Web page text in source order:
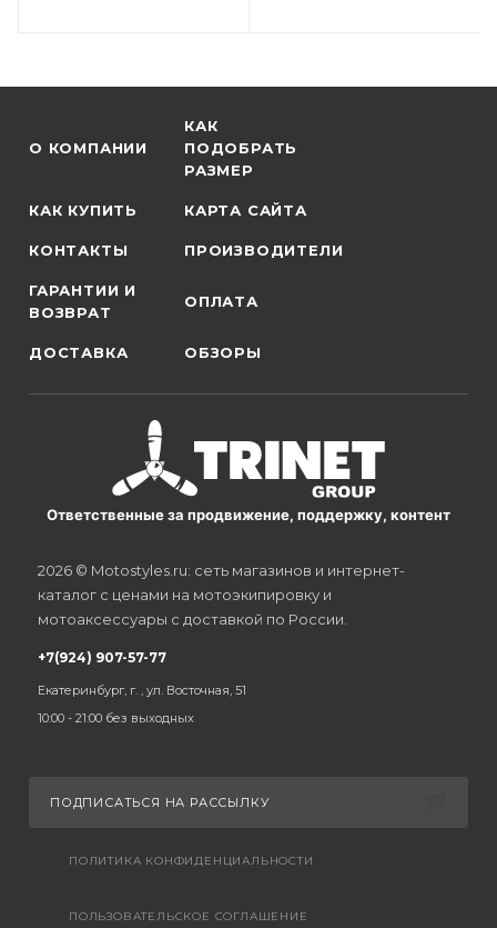
О КОМПАНИИ
КАК
ПОДОБРАТЬ
РАЗМЕР
КАК КУПИТЬ КАРТА САЙТА
КОНТАКТЫ ПРОИЗВОДИТЕЛИ
ГАРАНТИИ И
ВОЗВРАТ
ОПЛАТА
ДОСТАВКА ОБЗОРЫ
Ответственные за продвижение, поддержку, контент
2026 © Motostyles.ru: сеть магазинов и интернет-
каталог с ценами на мотоэкипировку и
мотоаксессуары с доставкой по России.
+7(924) 907-57-77
Екатеринбург, г. , ул. Восточная, 51
10:00 - 21:00 без выходных
ПОДПИСАТЬСЯ НА РАССЫЛКУ
ПОЛИТИКА КОНФИДЕНЦИАЛЬНОСТИ
ПОЛЬЗОВАТЕЛЬСКОЕ СОГЛАШЕНИЕ